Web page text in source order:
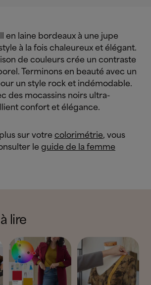
en laine bordeaux à une jupe
à la fois chaleureux et élégant.
de couleurs crée un contraste
Terminons en beauté avec un
un style rock et indémodable.
des mocassins noirs ultra-
confort et élégance.
sur votre colorimétrie, vous
le guide de la femme
lire